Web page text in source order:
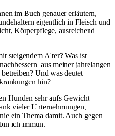
im Buch genauer erläutern,
eigentlich in Fleisch und
Körperpflege, ausreichend
steigendem Alter? Was ist
aus meiner jahrelangen
Und was deutet
hin?
Hunden sehr aufs Gewicht
vieler Unternehmungen,
ein Thema damit. Auch gegen
ich immun.